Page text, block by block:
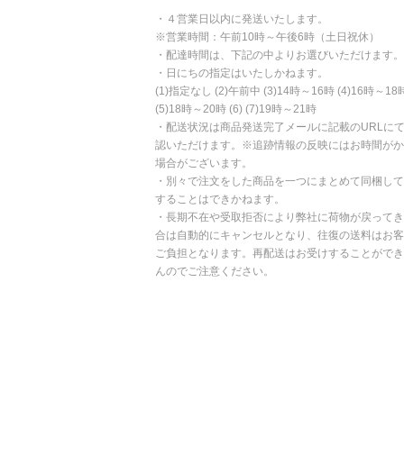
・４営業日以内に発送いたします。
※営業時間：午前10時～午後6時（土日祝休）
・配達時間は、下記の中よりお選びいただけます。
・日にちの指定はいたしかねます。
(1)指定なし (2)午前中 (3)14時～16時 (4)16時～18
(5)18時～20時 (6) (7)19時～21時
・配送状況は商品発送完了メールに記載のURLに
認いただけます。※追跡情報の反映にはお時間が
場合がございます。
・別々で注文をした商品を一つにまとめて同梱し
することはできかねます。
・長期不在や受取拒否により弊社に荷物が戻って
合は自動的にキャンセルとなり、往復の送料はお
ご負担となります。再配送はお受けすることがで
んのでご注意ください。